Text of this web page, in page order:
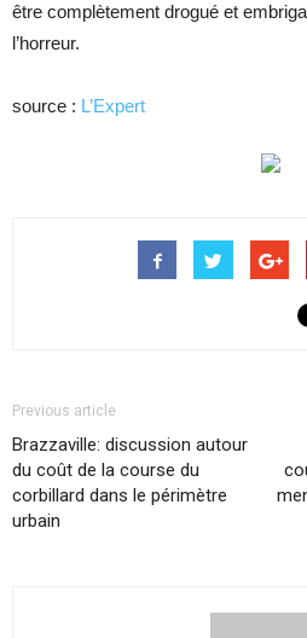
être complètement drogué et
l’horreur.
source : L’Expert
Previous article
Brazzaville: discussion autour
du coût de la course du
corbillard dans le périmètre
urbain